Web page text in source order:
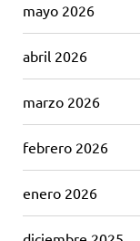
mayo 2026
abril 2026
marzo 2026
febrero 2026
enero 2026